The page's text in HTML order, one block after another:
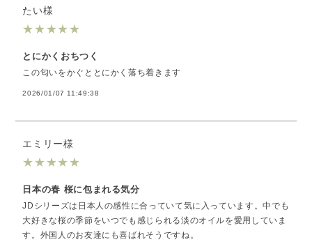
たい様
★★★★★
とにかくおちつく
この匂いをかぐととにかく落ち着きます
2026/01/07 11:49:38
エミリー様
★★★★★
日本の春 桜に包まれる気分
JDシリーズは日本人の感性に合っていて気に入っています。中でも
大好きな桜の季節をいつでも感じられる淡のオイルを愛用していま
す。外国人のお友達にも喜ばれそうですね。